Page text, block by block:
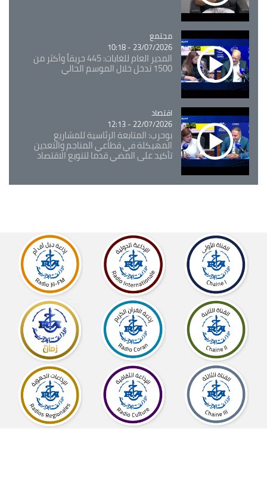
Catégorie
مجتمع
23/07/2026 - 10:18
المدير العام للغابات: 445 حريقاً وأكثر من
1500 تدخل خلال الموسم الحالي
Catégorie
اقتصاد
22/07/2026 - 12:13
بوحرب: المتابعة الرئاسية للمشاريع
المهيكلة في قطاعي المناجم والتعدين
تأكيد على المضي قدما لتنويع الاقتصاد